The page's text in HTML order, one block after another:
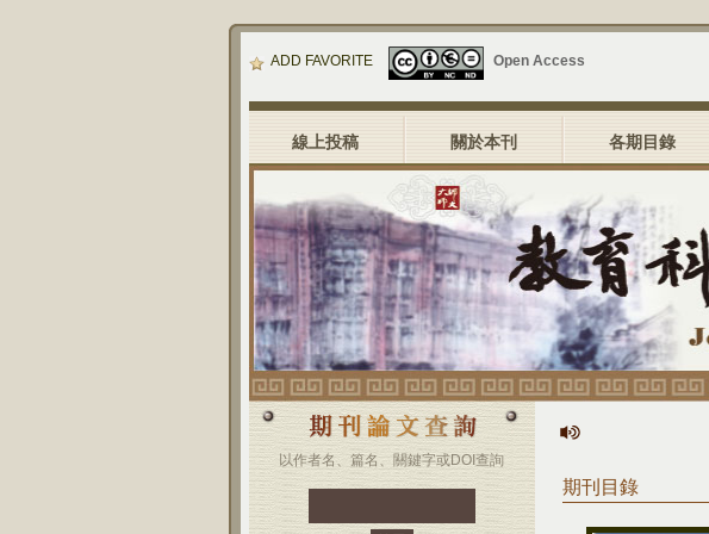
ADD FAVORITE Open Access
線上投稿 關於本刊 各期目錄
以作者名、篇名、關鍵字或DOI查詢
期刊目錄